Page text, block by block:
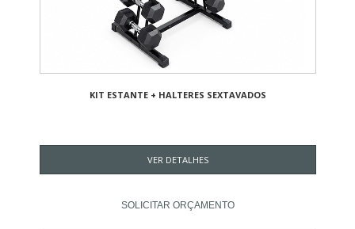
KIT ESTANTE + HALTERES SEXTAVADOS
VER DETALHES
SOLICITAR ORÇAMENTO